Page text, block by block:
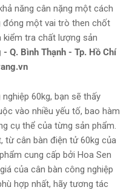
năng cân nặng một cách
đóng một vai trò then chốt
kiểm tra chất lượng sản
Q. Bình Thạnh - Tp. Hồ Chí
60kg, bạn sẽ thấy
vào nhiều yếu tố, bao hàm
cụ thể của từng sản phẩm.
từ cân bàn điện tử 60kg của
cung cấp bởi Hoa Sen
của cân bàn công nghiệp
hợp nhất, hãy tương tác